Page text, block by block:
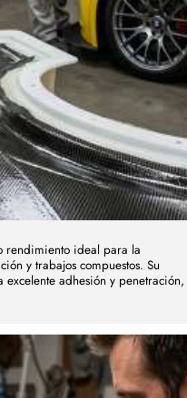
rendimiento ideal para la
y trabajos compuestos. Su
adhesión y penetración,